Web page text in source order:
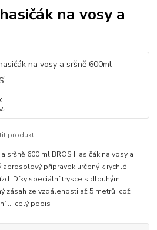
na vosy a
produkt
sršně 600 ml BROS Hasičák na vosy a
aerosolový přípravek určený k rychlé
Díky speciální trysce s dlouhým
zásah ze vzdálenosti až 5 metrů, což
... celý popis